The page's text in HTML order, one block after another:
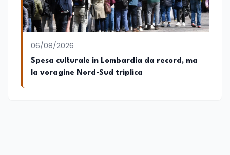
06/08/2026
Spesa culturale in Lombardia da record, ma
la voragine Nord-Sud triplica